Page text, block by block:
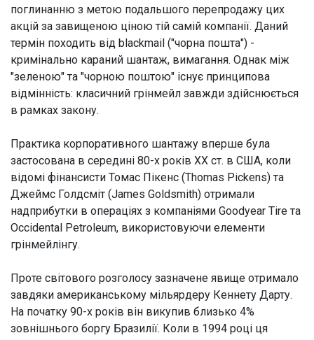
поглинанню з метою подальшого перепродажу цих
акцій за завищеною ціною тій самій компанії. Даний
термін походить від blackmail ("чорна пошта") -
кримінально караний шантаж, вимагання. Однак між
"зеленою" та "чорною поштою" існує принципова
відмінність: класичний грінмейл завжди здійснюється
в рамках закону.
Практика корпоративного шантажу вперше була
застосована в середині 80-х років ХХ ст. в США, коли
відомі фінансисти Томас Пікенс (Thomas Pickens) та
Джеймс Голдсміт (James Goldsmith) отримали
надприбутки в операціях з компаніями Goodyear Tire та
Occidental Petroleum, використовуючи елементи
грінмейлінгу.
Проте світового розголосу зазначене явище отримало
завдяки американському мільярдеру Кеннету Дарту.
На початку 90-х років він викупив близько 4%
зовнішнього боргу Бразилії. Коли в 1994 році ця